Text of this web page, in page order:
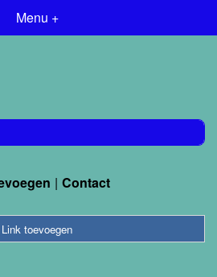
Menu +
Contact
Link toevoegen